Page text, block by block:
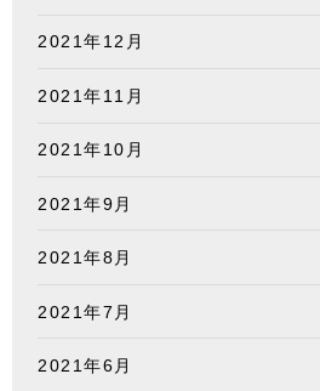
2021年12月
2021年11月
2021年10月
2021年9月
2021年8月
2021年7月
2021年6月